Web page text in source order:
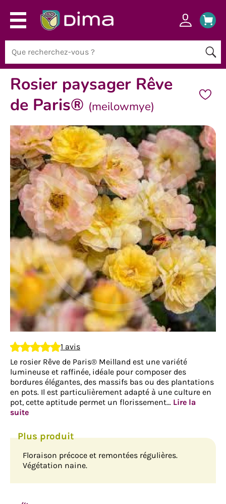
Rosier paysager Rêve
de Paris® (meilowmye)
1 avis
Le rosier Rêve de Paris® Meilland est une variété
lumineuse et raffinée, idéale pour composer des
bordures élégantes, des massifs bas ou des plantations
en pots. Il est particulièrement adapté à une culture en
pot, cette aptitude permet un florissement… Lire la
suite
Floraison précoce et remontées régulières.
Végétation naine.